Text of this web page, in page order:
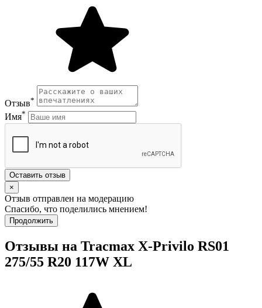
Отзыв*
Имя*
Оставить отзыв
×
Отзыв отправлен на модерацию
Спасибо, что поделились мнением!
Продолжить
Отзывы на Tracmax X-Privilo RS01
275/55 R20 117W XL